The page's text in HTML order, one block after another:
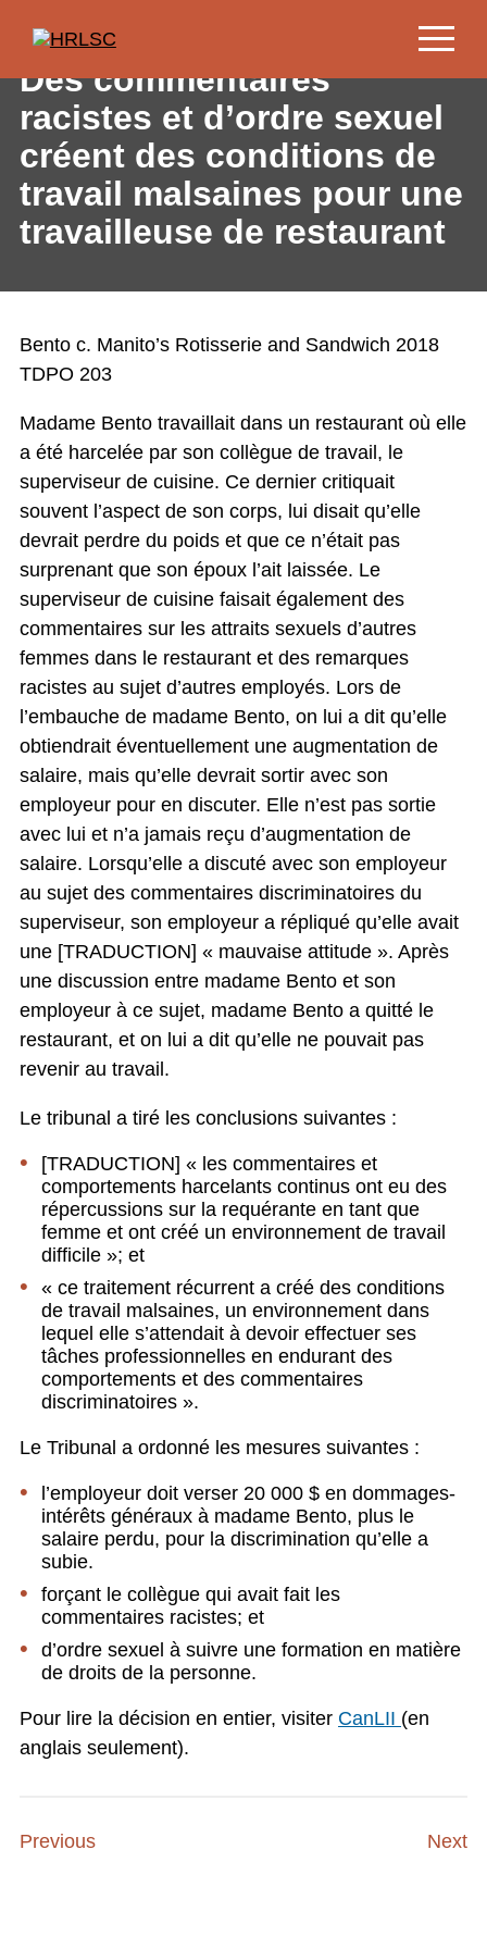
Des commentaires
racistes et d’ordre sexuel
créent des conditions de
travail malsaines pour une
travailleuse de restaurant
Bento c. Manito’s Rotisserie and Sandwich 2018
TDPO 203
Madame Bento travaillait dans un restaurant où elle
a été harcelée par son collègue de travail, le
superviseur de cuisine. Ce dernier critiquait
souvent l’aspect de son corps, lui disait qu’elle
devrait perdre du poids et que ce n’était pas
surprenant que son époux l’ait laissée. Le
superviseur de cuisine faisait également des
commentaires sur les attraits sexuels d’autres
femmes dans le restaurant et des remarques
racistes au sujet d’autres employés. Lors de
l’embauche de madame Bento, on lui a dit qu’elle
obtiendrait éventuellement une augmentation de
salaire, mais qu’elle devrait sortir avec son
employeur pour en discuter. Elle n’est pas sortie
avec lui et n’a jamais reçu d’augmentation de
salaire. Lorsqu’elle a discuté avec son employeur
au sujet des commentaires discriminatoires du
superviseur, son employeur a répliqué qu’elle avait
une [TRADUCTION] « mauvaise attitude ». Après
une discussion entre madame Bento et son
employeur à ce sujet, madame Bento a quitté le
restaurant, et on lui a dit qu’elle ne pouvait pas
revenir au travail.
Le tribunal a tiré les conclusions suivantes :
[TRADUCTION] « les commentaires et
comportements harcelants continus ont eu des
répercussions sur la requérante en tant que
femme et ont créé un environnement de travail
difficile »; et
« ce traitement récurrent a créé des conditions
de travail malsaines, un environnement dans
lequel elle s’attendait à devoir effectuer ses
tâches professionnelles en endurant des
comportements et des commentaires
discriminatoires ».
Le Tribunal a ordonné les mesures suivantes :
l’employeur doit verser 20 000 $ en dommages-
intérêts généraux à madame Bento, plus le
salaire perdu, pour la discrimination qu’elle a
subie.
forçant le collègue qui avait fait les
commentaires racistes; et
d’ordre sexuel à suivre une formation en matière
de droits de la personne.
Pour lire la décision en entier, visiter CanLII (en
anglais seulement).
Previous Next